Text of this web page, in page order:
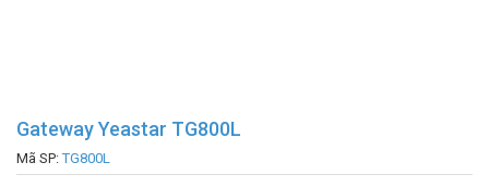
Gateway Yeastar TG800L
Mã SP:TG800L